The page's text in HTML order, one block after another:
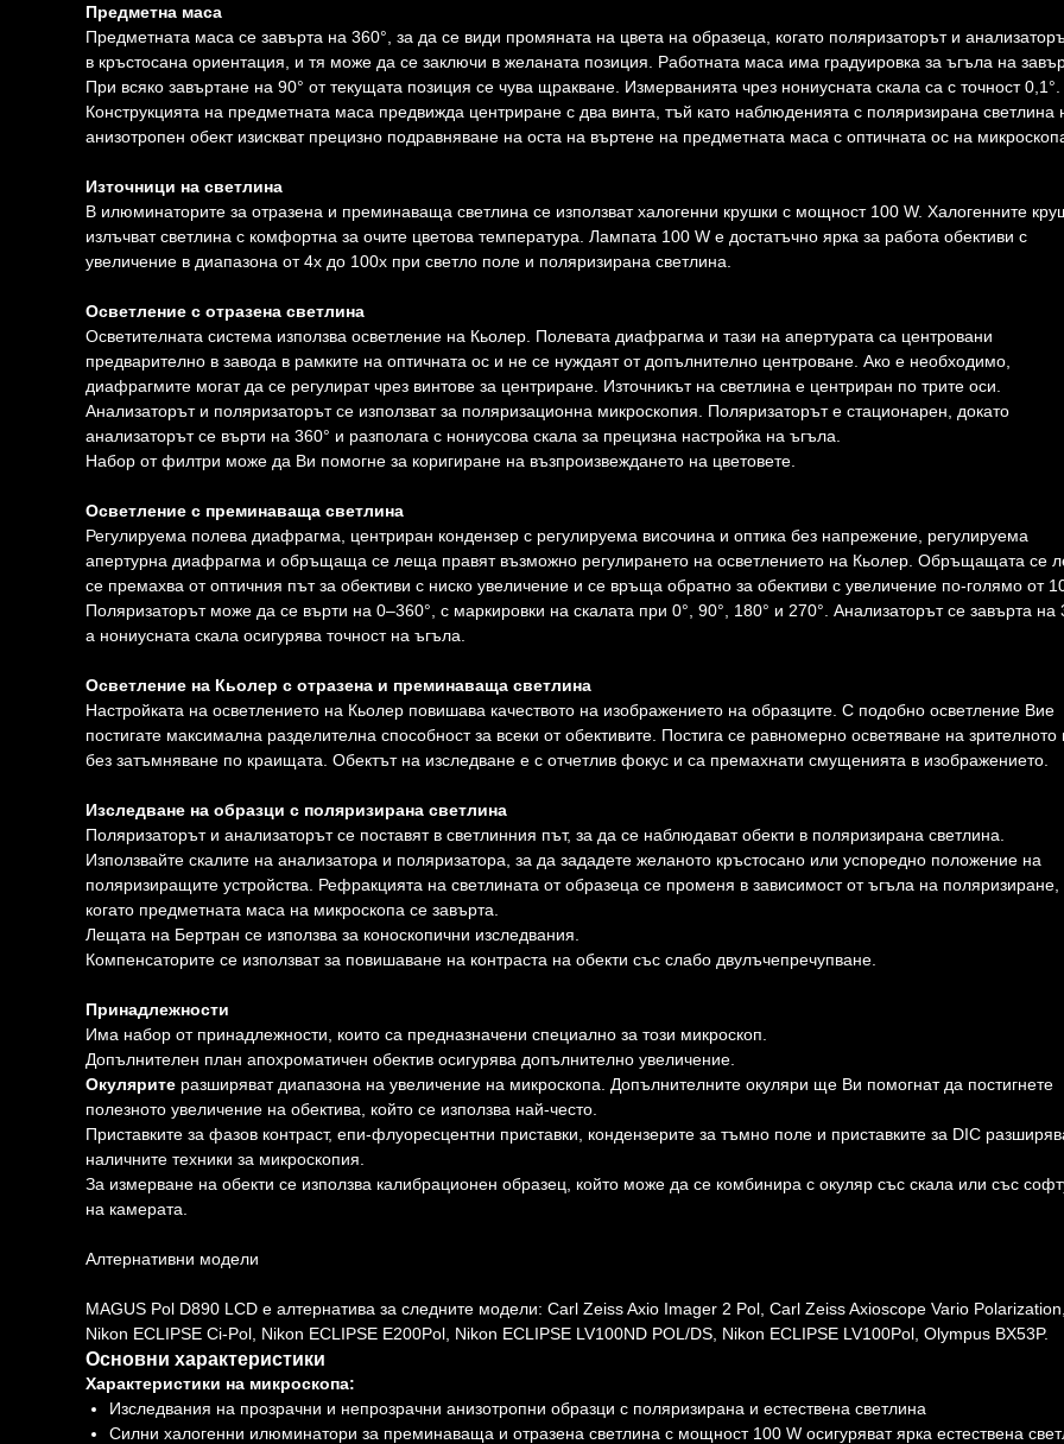
Предметна маса
Предметната маса се завърта на 360°, за да се види промяната на цвета на образеца, когато поляризаторът и
в кръстосана ориентация, и тя може да се заключи в желаната позиция. Работната маса има градуировка за ъгъла на
При всяко завъртане на 90° от текущата позиция се чува щракване. Измерванията чрез нониусната скала са с точност 0,1°.
Конструкцията на предметната маса предвижда центриране с два винта, тъй като наблюденията с поляризирана светлина
анизотропен обект изискват прецизно подравняване на оста на въртене на предметната маса с оптичната ос на
Източници на светлина
В илюминаторите за отразена и преминаваща светлина се използват халогенни крушки с мощност 100 W. Халогенните
излъчват светлина с комфортна за очите цветова температура. Лампата 100 W е достатъчно ярка за работа обективи с
увеличение в диапазона от 4x до 100x при светло поле и поляризирана светлина.
Осветление с отразена светлина
Осветителната система използва осветление на Кьолер. Полевата диафрагма и тази на апертурата са центровани
предварително в завода в рамките на оптичната ос и не се нуждаят от допълнително центроване. Ако е необходимо,
диафрагмите могат да се регулират чрез винтове за центриране. Източникът на светлина е центриран по трите оси.
Анализаторът и поляризаторът се използват за поляризационна микроскопия. Поляризаторът е стационарен, докато
анализаторът се върти на 360° и разполага с нониусова скала за прецизна настройка на ъгъла.
Набор от филтри може да Ви помогне за коригиране на възпроизвеждането на цветовете.
Осветление с преминаваща светлина
Регулируема полева диафрагма, центриран кондензер с регулируема височина и оптика без напрежение, регулируема
апертурна диафрагма и обръщаща се леща правят възможно регулирането на осветлението на Кьолер. Обръщащата се
се премахва от оптичния път за обективи с ниско увеличение и се връща обратно за обективи с увеличение по-голямо от
Поляризаторът може да се върти на 0–360°, с маркировки на скалата при 0°, 90°, 180° и 270°. Анализаторът се завърта на
а нониусната скала осигурява точност на ъгъла.
Осветление на Кьолер с отразена и преминаваща светлина
Настройката на осветлението на Кьолер повишава качеството на изображението на образците. С подобно осветление Вие
постигате максимална разделителна способност за всеки от обективите. Постига се равномерно осветяване на зрителното
без затъмняване по краищата. Обектът на изследване е с отчетлив фокус и са премахнати смущенията в изображението.
Изследване на образци с поляризирана светлина
Поляризаторът и анализаторът се поставят в светлинния път, за да се наблюдават обекти в поляризирана светлина.
Използвайте скалите на анализатора и поляризатора, за да зададете желаното кръстосано или успоредно положение на
поляризиращите устройства. Рефракцията на светлината от образеца се променя в зависимост от ъгъла на поляризиране,
когато предметната маса на микроскопа се завърта.
Лещата на Бертран се използва за коноскопични изследвания.
Компенсаторите се използват за повишаване на контраста на обекти със слабо двулъчепречупване.
Принадлежности
Има набор от принадлежности, които са предназначени специално за този микроскоп.
Допълнителен план апохроматичен обектив осигурява допълнително увеличение.
Окулярите разширяват диапазона на увеличение на микроскопа. Допълнителните окуляри ще Ви помогнат да постигнете
полезното увеличение на обектива, който се използва най-често.
Приставките за фазов контраст, епи-флуоресцентни приставки, кондензерите за тъмно поле и приставките за DIC
наличните техники за микроскопия.
За измерване на обекти се използва калибрационен образец, който може да се комбинира с окуляр със скала или със
на камерата.
Алтернативни модели
MAGUS Pol D890 LCD е алтернатива за следните модели: Carl Zeiss Axio Imager 2 Pol, Carl Zeiss Axioscope Vario Polarization,
Nikon ECLIPSE Ci-Pol, Nikon ECLIPSE E200Pol, Nikon ECLIPSE LV100ND POL/DS, Nikon ECLIPSE LV100Pol, Olympus BX53P.
Основни характеристики
Характеристики на микроскопа:
Изследвания на прозрачни и непрозрачни анизотропни образци с поляризирана и естествена светлина
Силни халогенни илюминатори за преминаваща и отразена светлина с мощност 100 W осигуряват ярка естествена